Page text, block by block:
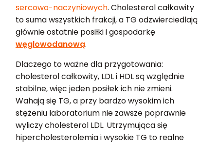
sercowo-naczyniowych. Cholesterol całkowity
to suma wszystkich frakcji, a TG odzwierciedlają
głównie ostatnie posiłki i gospodarkę
węglowodanową.
Dlaczego to ważne dla przygotowania:
cholesterol całkowity, LDL i HDL są względnie
stabilne, więc jeden posiłek ich nie zmieni.
Wahają się TG, a przy bardzo wysokim ich
stężeniu laboratorium nie zawsze poprawnie
wyliczy cholesterol LDL. Utrzymująca się
hipercholesterolemia i wysokie TG to realne